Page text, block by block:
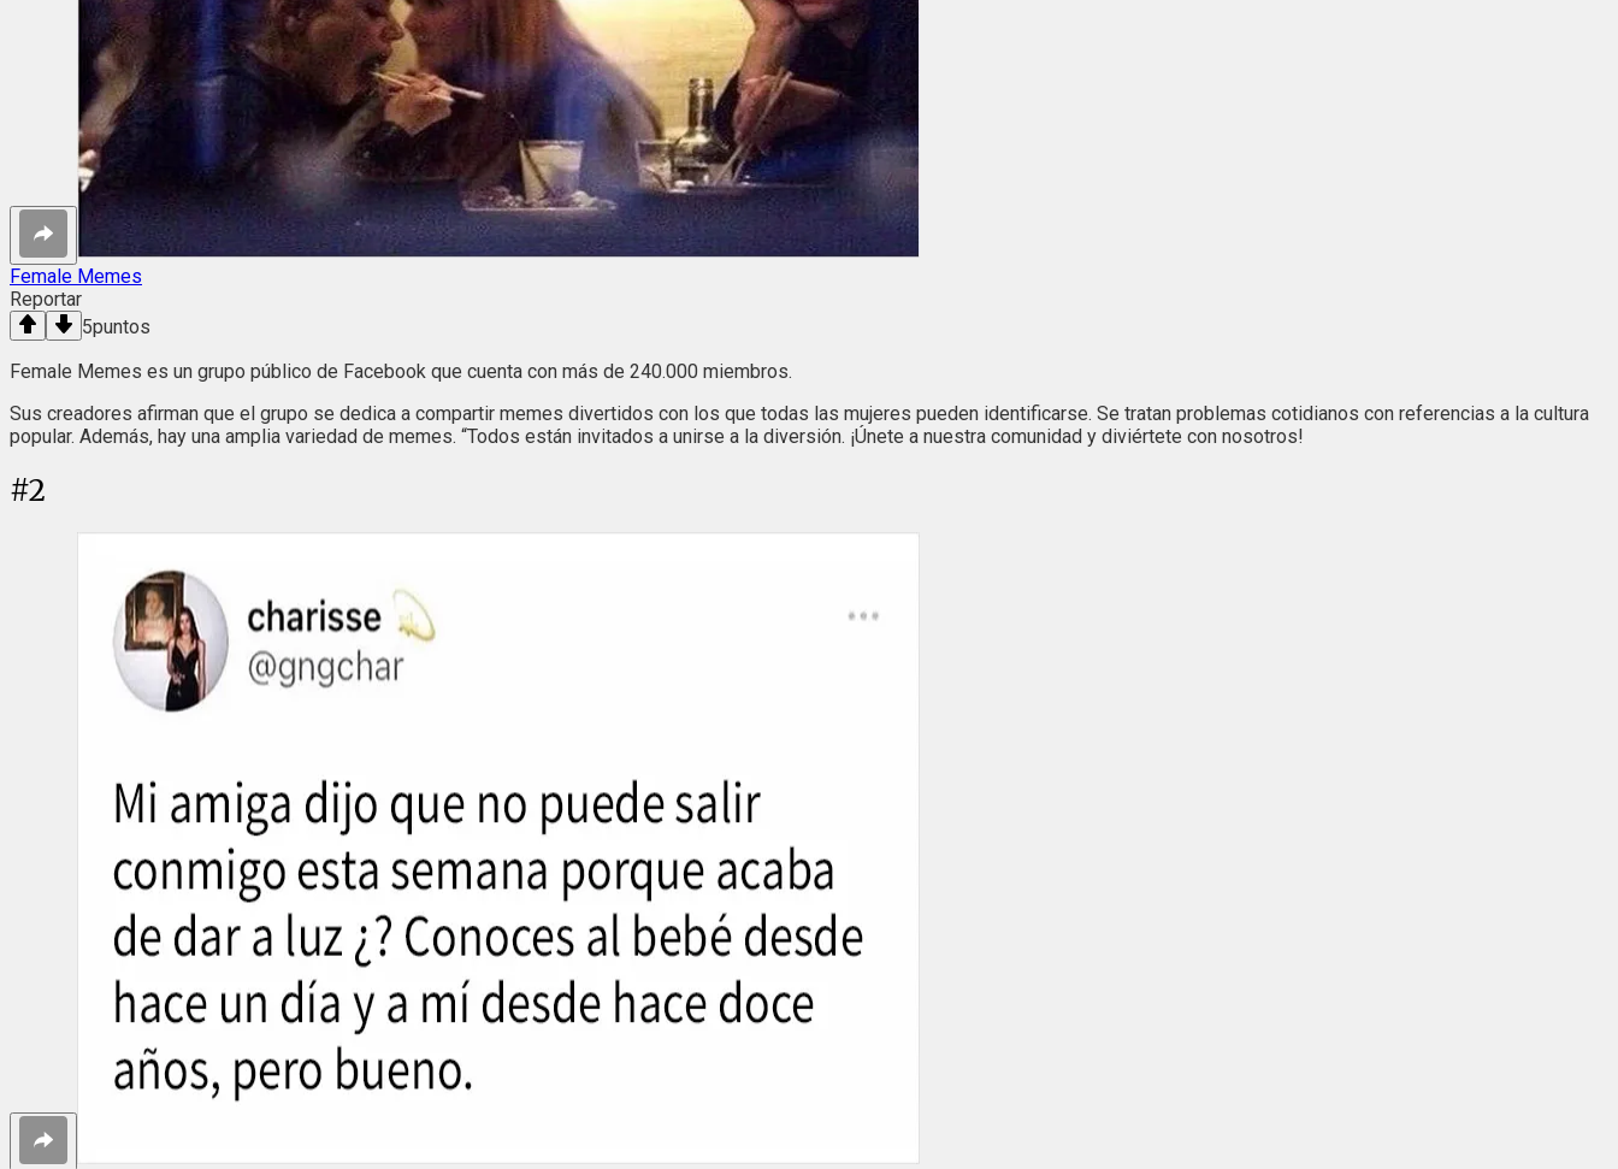
Female Memes
Reportar
5puntos
Female Memes es un grupo público de Facebook que cuenta con más de 240.000 miembros.
Sus creadores afirman que el grupo se dedica a compartir memes divertidos con los que todas las mujeres pueden identificarse. Se tratan problemas cotidianos con referencias a la cultura
popular. Además, hay una amplia variedad de memes. “Todos están invitados a unirse a la diversión. ¡Únete a nuestra comunidad y diviértete con nosotros!
#2